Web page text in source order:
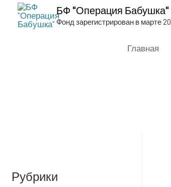
БФ "Операция Бабушка"
Фонд зарегистрирован в марте
Главная
Рубрики